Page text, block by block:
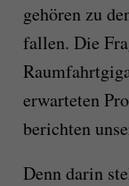
gehören zu
fallen. Die
erwarteten
berichten
Denn darin